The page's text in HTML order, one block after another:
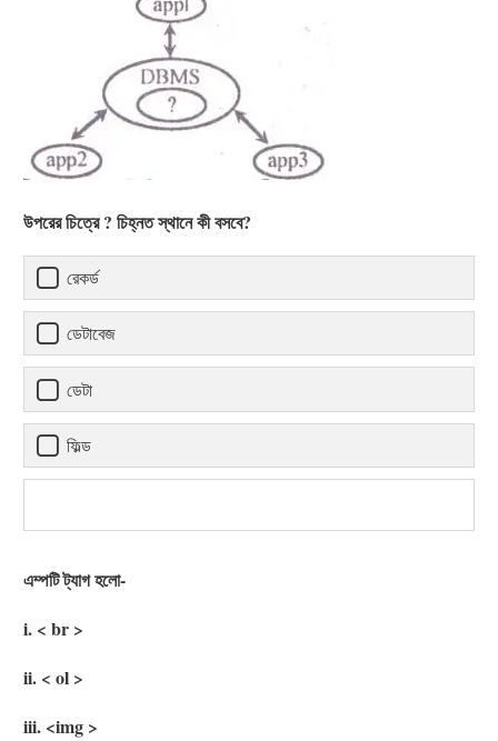
উপরের চিত্রে ? চিহ্নত স্থানে কী বসবে?
রেকর্ড
ডেটাবেজ
ডেটা
ফিল্ড
এম্পটি ট্যাগ হলো-
i. < br >
ii. < ol >
iii. <img >